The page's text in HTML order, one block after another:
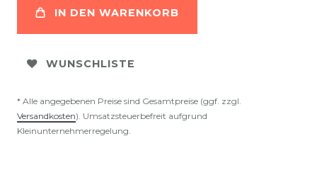
IN DEN WARENKORB
WUNSCHLISTE
* Alle angegebenen Preise sind Gesamtpreise (ggf. zzgl.
Versandkosten). Umsatzsteuerbefreit aufgrund
Kleinunternehmerregelung.